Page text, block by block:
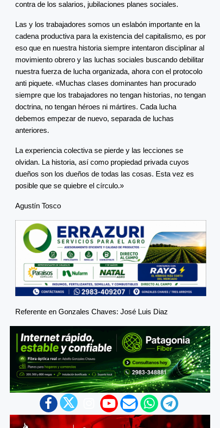
contra de los salarios, jubilaciones planes sociales.
Las y los trabajadores somos un eslabón importante en la
cadena productiva para la existencia del capitalismo, es por
eso que en nuestra historia siempre intentaron disciplinar al
movimiento obrero y las luchas sociales buscando debilitar
nuestra fuerza de lucha organizada, ahora con el protocolo
anti piquete. «Muchas clases dominantes han procurado
siempre que los trabajadores no tengan historias, no tengan
doctrina, no tengan héroes ni mártires. Cada lucha
debemos empezar de nuevo, separada de luchas
anteriores.
La experiencia colectiva se pierde y las lecciones se
olvidan. La historia, así como propiedad privada cuyos
dueños son los dueños de todas las cosas. Esta vez es
posible que se quiebre el círculo.»
Agustín Tosco
Referente en Gonzales Chaves: José Luis Diaz